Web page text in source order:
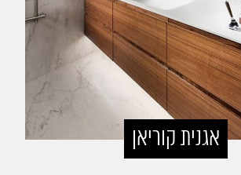
אגנית קוריאן